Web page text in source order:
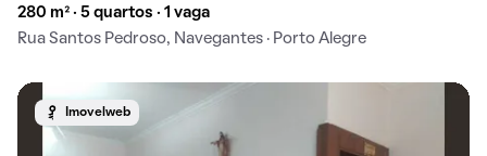
280 m² · 5 quartos · 1 vaga
Rua Santos Pedroso, Navegantes · Porto Alegre
Imovelweb